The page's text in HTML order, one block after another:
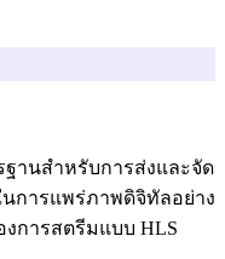
รฐานสำหรับการส่งและจัด
นการแพร่ภาพดิจิทัลอย่าง
งการสตรีมแบบ HLS